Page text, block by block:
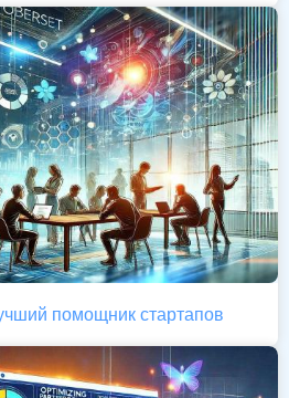
помощник стартапов